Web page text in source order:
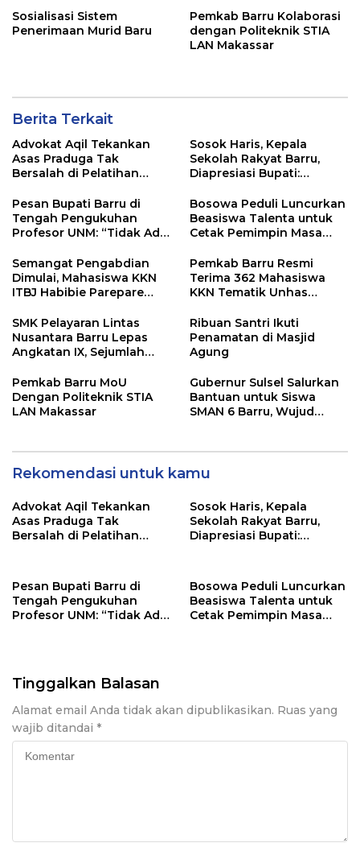
Kesejahteraan
Sosialisasi Sistem
Penerimaan Murid Baru
Pemkab Barru Kolaborasi
dengan Politeknik STIA
LAN Makassar
Berita Terkait
Advokat Aqil Tekankan
Asas Praduga Tak
Bersalah di Pelatihan
Sosok Haris, Kepala
Sekolah Rakyat Barru,
Diapresiasi Bupati:
Jariyah”
Pesan Bupati Barru di
Tengah Pengukuhan
Profesor UNM: “Tidak Ada
Bosowa Peduli Luncurkan
Beasiswa Talenta untuk
Cetak Pemimpin Masa
Semangat Pengabdian
Dimulai, Mahasiswa KKN
ITBJ Habibie Parepare
Riaja
Pemkab Barru Resmi
Terima 362 Mahasiswa
KKN Tematik Unhas
2026
SMK Pelayaran Lintas
Nusantara Barru Lepas
Angkatan IX, Sejumlah
Atas Kapal
Ribuan Santri Ikuti
Penamatan di Masjid
Agung
Pemkab Barru MoU
Dengan Politeknik STIA
LAN Makassar
Gubernur Sulsel Salurkan
Bantuan untuk Siswa
SMAN 6 Barru, Wujud
Kesejahteraan
Rekomendasi untuk kamu
Advokat Aqil Tekankan
Asas Praduga Tak
Bersalah di Pelatihan
Sosok Haris, Kepala
Sekolah Rakyat Barru,
Diapresiasi Bupati:
Pesan Bupati Barru di
Tengah Pengukuhan
Profesor UNM: “Tidak Ada
Bosowa Peduli Luncurkan
Beasiswa Talenta untuk
Cetak Pemimpin Masa
Tinggalkan Balasan
Alamat email Anda tidak akan dipublikasikan. Ruas yang
wajib ditandai *